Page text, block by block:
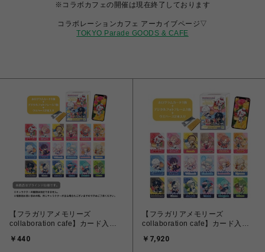
※コラボカフェの開催は現在終了しております
コラボレーションカフェ アーカイブページ▽
TOKYO Parade GOODS & CAFE
【フラガリアメモリーズ
collaboration cafe】カード入り
品）
￥440
【フラガリアメモリーズ
collaboration cafe】カード入り
（BOXセット）
￥7,920